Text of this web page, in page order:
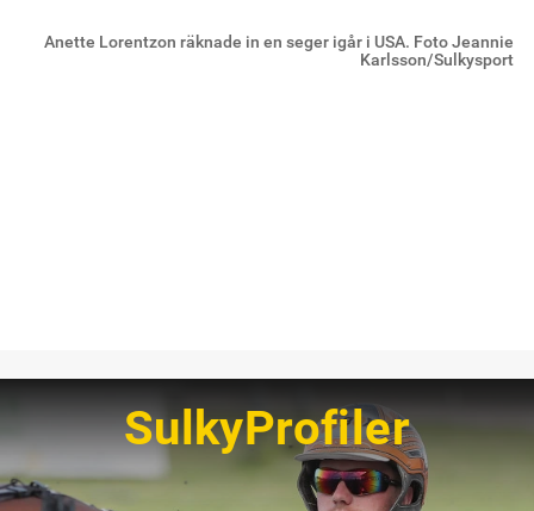
Anette Lorentzon räknade in en seger igår i USA. Foto Jeannie
Karlsson/Sulkysport
SulkyProfiler